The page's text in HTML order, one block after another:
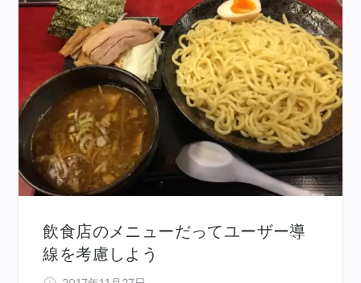
飲食店のメニューだってユーザー導
線を考慮しよう